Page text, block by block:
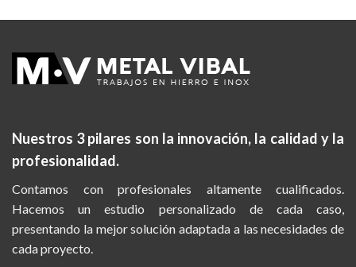
Nuestros 3 pilares son la innovación, la calidad y la
profesionalidad.
Contamos con profesionales altamente cualificados.
Hacemos un estudio personalizado de cada caso,
presentando la mejor solución adaptada a las necesidades de
cada proyecto.